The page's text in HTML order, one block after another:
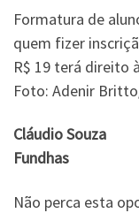
Formatura de
quem fizer
R$ 19 terá direito
Foto: Adenir
Cláudio Souza
Fundhas
Não perca esta